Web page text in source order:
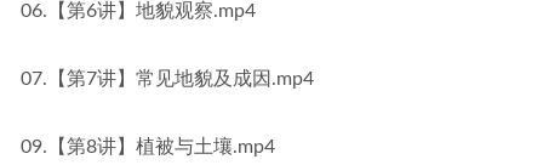
06.【第6讲】地貌观察.mp4
07.【第7讲】常见地貌及成因.mp4
09.【第8讲】植被与土壤.mp4